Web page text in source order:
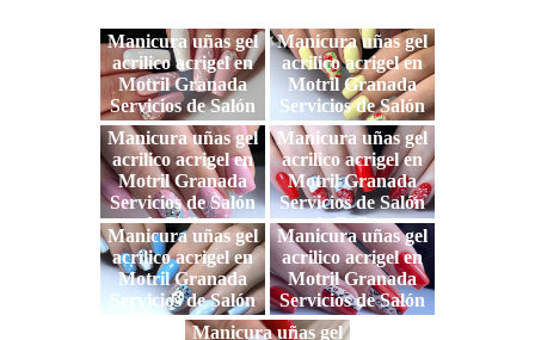
Manicura uñas gel
acrilico acrigel en
Motril Granada
Servicios de Salón
de Belleza
Manicura uñas gel
acrilico acrigel en
Motril Granada
Servicios de Salón
de Belleza
Manicura uñas gel
acrilico acrigel en
Motril Granada
Servicios de Salón
de Belleza
Manicura uñas gel
acrilico acrigel en
Motril Granada
Servicios de Salón
de Belleza
Manicura uñas gel
acrilico acrigel en
Motril Granada
Servicios de Salón
de Belleza
Manicura uñas gel
acrilico acrigel en
Motril Granada
Servicios de Salón
de Belleza
Manicura uñas gel